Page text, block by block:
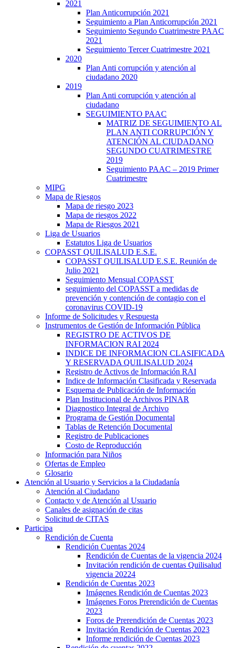
2021
Plan Anticorrupción 2021
Seguimiento a Plan Anticorrupción 2021
Seguimiento Segundo Cuatrimestre PAAC
2021
Seguimiento Tercer Cuatrimestre 2021
2020
Plan Anti corrupción y atención al
ciudadano 2020
2019
Plan Anti corrupción y atención al
ciudadano
SEGUIMIENTO PAAC
MATRIZ DE SEGUIMIENTO AL
PLAN ANTI CORRUPCIÓN Y
ATENCIÓN AL CIUDADANO
SEGUNDO CUATRIMESTRE
2019
Seguimiento PAAC – 2019 Primer
Cuatrimestre
MIPG
Mapa de Riesgos
Mapa de riesgo 2023
Mapa de riesgos 2022
Mapa de Riesgos 2021
Liga de Usuarios
Estatutos Liga de Usuarios
COPASST QUILISALUD E.S.E.
COPASST QUILISALUD E.S.E. Reunión de
Julio 2021
Seguimiento Mensual COPASST
seguimiento del COPASST a medidas de
prevención y contención de contagio con el
coronavirus COVID-19
Informe de Solicitudes y Respuesta
Instrumentos de Gestión de Información Pública
REGISTRO DE ACTIVOS DE
INFORMACION RAI 2024
INDICE DE INFORMACION CLASIFICADA
Y RESERVADA QUILISALUD 2024
Registro de Activos de Información RAI
Indice de Información Clasificada y Reservada
Esquema de Publicación de Información
Plan Institucional de Archivos PINAR
Diagnostico Integral de Archivo
Programa de Gestión Documental
Tablas de Retención Documental
Registro de Publicaciones
Costo de Reproducción
Información para Niños
Ofertas de Empleo
Glosario
Atención al Usuario y Servicios a la Ciudadanía
Atención al Ciudadano
Contacto y de Atención al Usuario
Canales de asignación de citas
Solicitud de CITAS
Participa
Rendición de Cuenta
Rendición Cuentas 2024
Rendición de Cuentas de la vigencia 2024
Invitación rendición de cuentas Quilisalud
vigencia 20224
Rendición de Cuentas 2023
Imágenes Rendición de Cuentas 2023
Imágenes Foros Prerendición de Cuentas
2023
Foros de Prerendición de Cuentas 2023
Invitación Rendición de Cuentas 2023
Informe rendición de Cuentas 2023